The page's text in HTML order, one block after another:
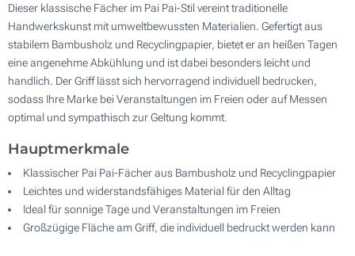
Dieser klassische Fächer im Pai Pai-Stil vereint traditionelle
Handwerkskunst mit umweltbewussten Materialien. Gefertigt aus
stabilem Bambusholz und Recyclingpapier, bietet er an heißen Tagen
eine angenehme Abkühlung und ist dabei besonders leicht und
handlich. Der Griff lässt sich hervorragend individuell bedrucken,
sodass Ihre Marke bei Veranstaltungen im Freien oder auf Messen
optimal und sympathisch zur Geltung kommt.
Hauptmerkmale
Klassischer Pai Pai-Fächer aus Bambusholz und Recyclingpapier
Leichtes und widerstandsfähiges Material für den Alltag
Ideal für sonnige Tage und Veranstaltungen im Freien
Großzügige Fläche am Griff, die individuell bedruckt werden kann